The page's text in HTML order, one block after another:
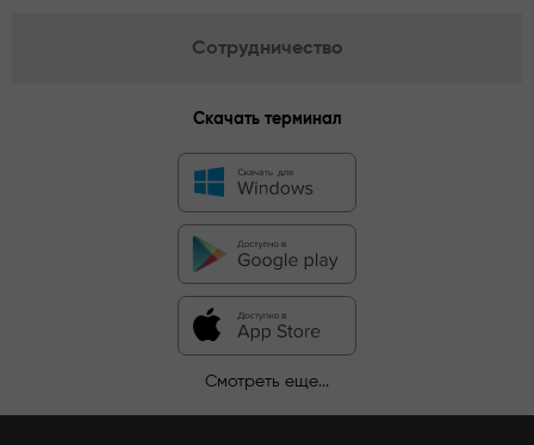
Сотрудничество
Скачать терминал
Смотреть еще...